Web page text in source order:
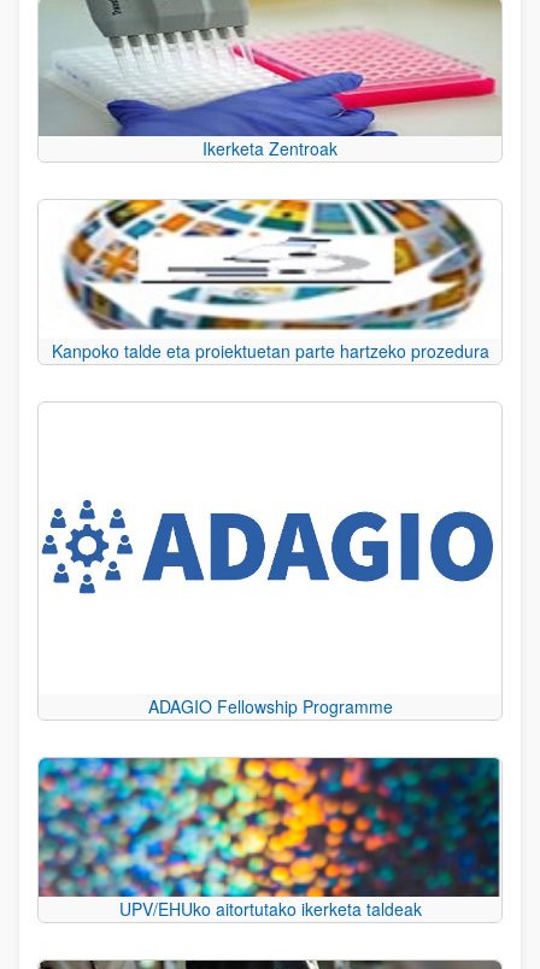
Ikerketa Zentroak
Kanpoko talde eta proiektuetan parte hartzeko prozedura
ADAGIO Fellowship Programme
UPV/EHUko aitortutako ikerketa taldeak